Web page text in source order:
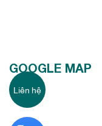
GOOGLE MAP
Liên hệ